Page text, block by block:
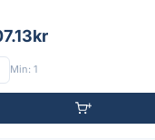
Min: 1